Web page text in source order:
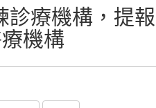
療機構，提
機構